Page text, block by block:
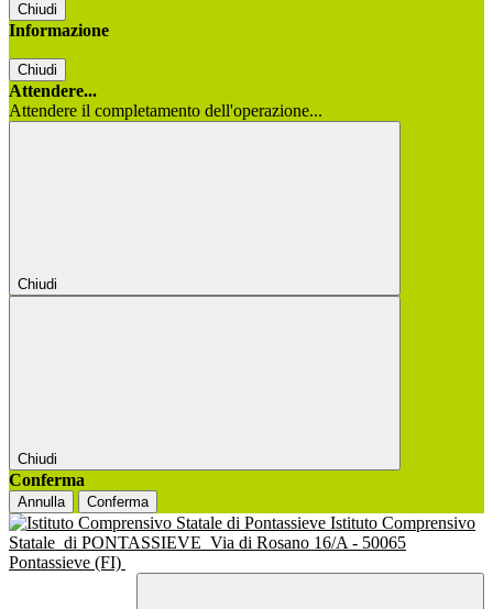
Chiudi
Informazione
Chiudi
Attendere...
Attendere il completamento dell'operazione...
Chiudi
Chiudi
Conferma
Annulla Conferma
Istituto Comprensivo
Statale di PONTASSIEVE Via di Rosano 16/A - 50065
Pontassieve (FI)